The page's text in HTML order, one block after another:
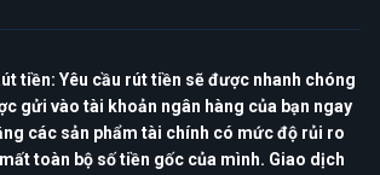
tiền: Yêu cầu rút tiền sẽ được nhanh chóng
gửi vào tài khoản ngân hàng của bạn ngay
các sản phẩm tài chính có mức độ rủi ro
toàn bộ số tiền gốc của mình. Giao dịch